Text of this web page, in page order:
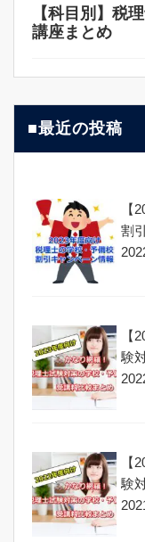
【科目別】税
講座まとめ
■最近の投稿
【
割
【
験
【
験